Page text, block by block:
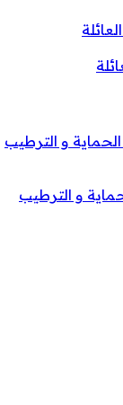
و الترطيب